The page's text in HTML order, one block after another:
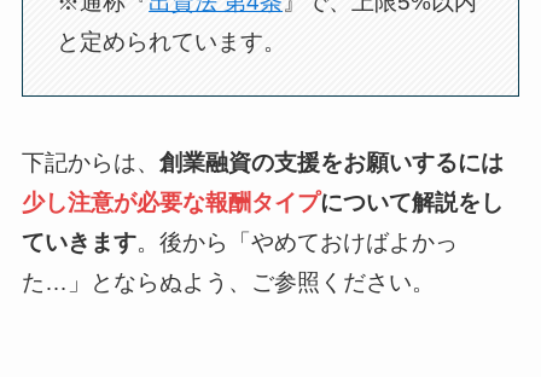
と定められています。
下記からは、 創業融資の支援をお願いするには
少し注意が必要な報酬タイプについて解説をし
ていきます。後から「やめておけばよかっ
た…」とならぬよう、ご参照ください。